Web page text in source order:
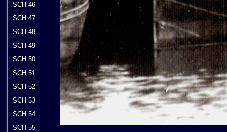
SCH 46
SCH 47
SCH 48
SCH 49
SCH 50
SCH 51
SCH 52
SCH 53
SCH 54
SCH 55